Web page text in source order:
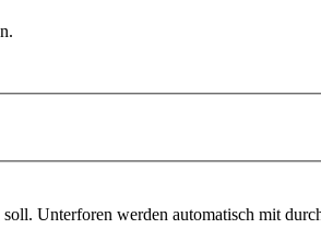
Unterforen werden automatisch mit